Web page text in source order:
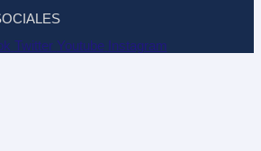
Twitter Youtube Instagram